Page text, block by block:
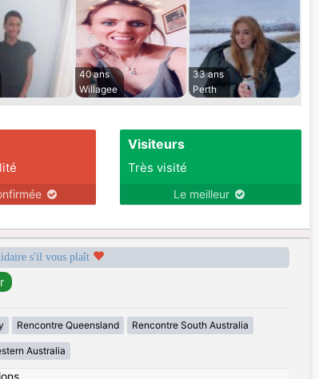
40 ans
Willagee
33 ans
Perth
Visiteurs
Très visité
Le meilleur
s'il vous plaît
Rencontre Queensland Rencontre South Australia
Australia